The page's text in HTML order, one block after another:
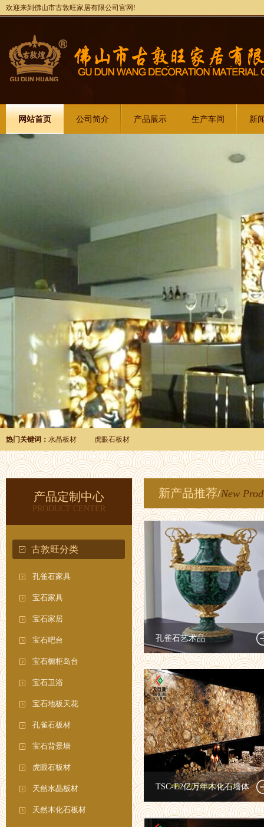
欢迎来到佛山市古敦旺家居有限公司官网!
网站首页 公司简介 产品展示 生产车间 新
热门关键词： 水晶板材 虎眼石板材
产品定制中心
PRODUCT CENTER
古敦旺分类
孔雀石家具
宝石家具
宝石家居
宝石吧台
宝石橱柜岛台
宝石卫浴
宝石地板天花
孔雀石板材
宝石背景墙
虎眼石板材
天然水晶板材
天然木化石板材
新产品推荐/New
孔雀石艺术品
TSC-E2亿万年木化石墙体